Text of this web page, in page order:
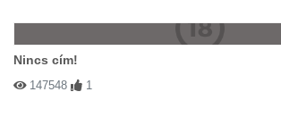
Nincs cím!
147548 1